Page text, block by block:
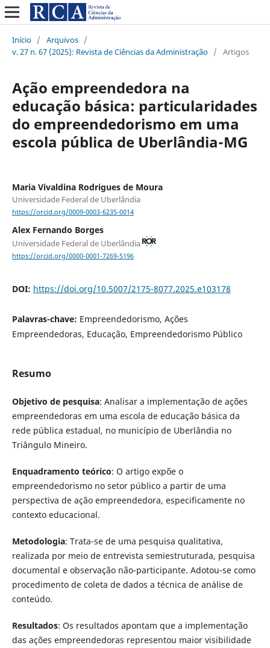
Início / Arquivos /
v. 27 n. 67 (2025): Revista de Ciências da Administração / Artigos
Ação empreendedora na
educação básica: particularidades
do empreendedorismo em uma
escola pública de Uberlândia-MG
Maria Vivaldina Rodrigues de Moura
Universidade Federal de Uberlândia
https://orcid.org/0009-0003-6235-0014
Alex Fernando Borges
Universidade Federal de Uberlândia
https://orcid.org/0000-0001-7269-5196
DOI: https://doi.org/10.5007/2175-8077.2025.e103178
Palavras-chave: Empreendedorismo, Ações
Empreendedoras, Educação, Empreendedorismo Público
Resumo
Objetivo de pesquisa: Analisar a implementação de ações
empreendedoras em uma escola de educação básica da
rede pública estadual, no município de Uberlândia no
Triângulo Mineiro.
Enquadramento teórico: O artigo expõe o
empreendedorismo no setor público a partir de uma
perspectiva de ação empreendedora, especificamente no
contexto educacional.
Metodologia: Trata-se de uma pesquisa qualitativa,
realizada por meio de entrevista semiestruturada, pesquisa
documental e observação não-participante. Adotou-se como
procedimento de coleta de dados a técnica de análise de
conteúdo.
Resultados: Os resultados apontam que a implementação
das ações empreendedoras representou maior visibilidade